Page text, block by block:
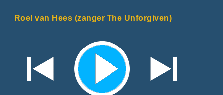
Roel van Hees (zanger The Unforgiven)